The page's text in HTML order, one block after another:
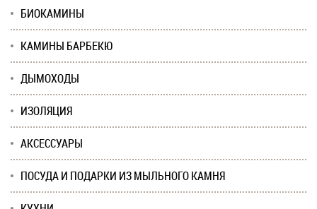
БИОКАМИНЫ
КАМИНЫ БАРБЕКЮ
ДЫМОХОДЫ
ИЗОЛЯЦИЯ
АКСЕССУАРЫ
ПОСУДА И ПОДАРКИ ИЗ МЫЛЬНОГО КАМНЯ